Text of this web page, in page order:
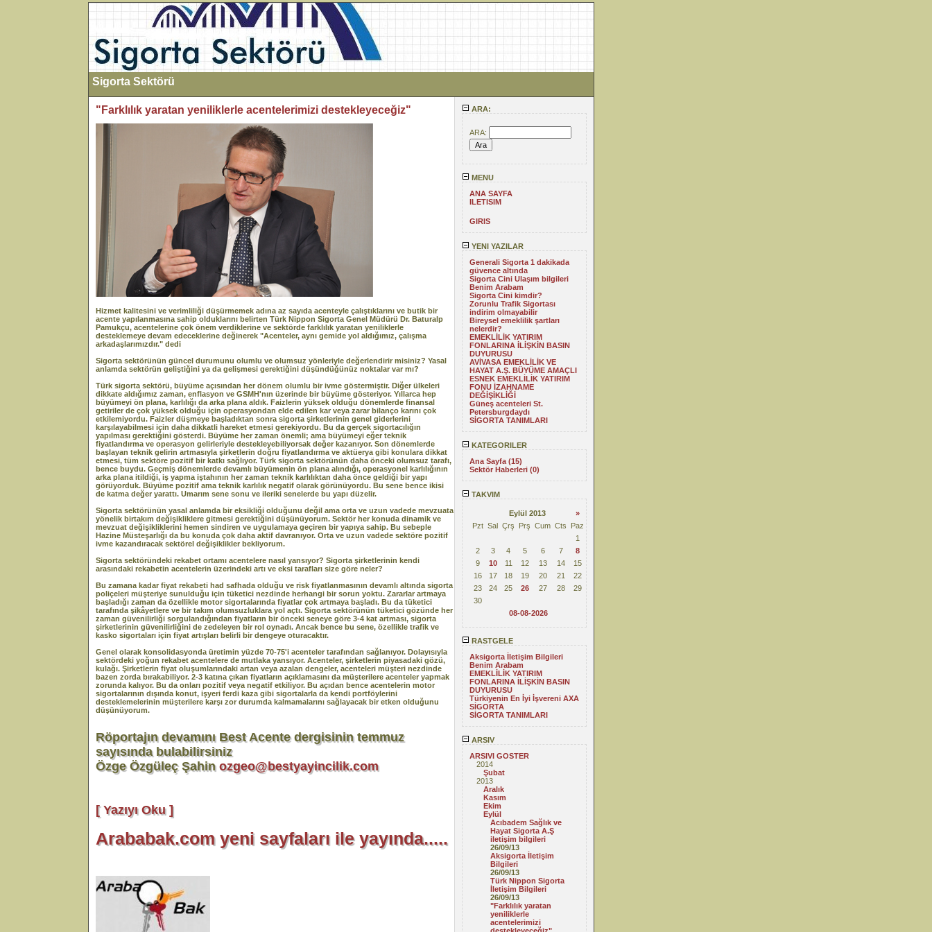
Sigorta Sektörü
ARA:
ARA:
MENU
ANA SAYFA
ILETISIM
GIRIS
YENI YAZILAR
Generali Sigorta 1 dakikada
güvence altında
Sigorta Cini Ulaşım bilgileri
Benim Arabam
Sigorta Cini kimdir?
Zorunlu Trafik Sigortası
indirim olmayabilir
Bireysel emeklilik şartları
nelerdir?
EMEKLİLİK YATIRIM
FONLARINA İLİŞKİN BASIN
DUYURUSU
AVİVASA EMEKLİLİK VE
HAYAT A.Ş. BÜYÜME AMAÇLI
ESNEK EMEKLİLİK YATIRIM
FONU İZAHNAME
DEĞİŞİKLİĞİ
Güneş acenteleri St.
Petersburgdaydı
SİGORTA TANIMLARI
KATEGORILER
Ana Sayfa (15)
Sektör Haberleri (0)
TAKVIM
Eylül 2013
»
Pzt Sal Çrş Prş Cum Cts
Paz
1
2
3 4 5 6 7
8
9
10 11 12 13 14
15
16
17 18 19 20 21
22
23
24 25 26 27 28
29
30
08-08-2026
RASTGELE
Aksigorta İletişim Bilgileri
Benim Arabam
EMEKLİLİK YATIRIM
FONLARINA İLİŞKİN BASIN
DUYURUSU
Türkiyenin En İyi İşvereni AXA
SİGORTA
SİGORTA TANIMLARI
ARSIV
ARSIVI GOSTER
2014
Şubat
2013
Aralık
Kasım
Ekim
Eylül
Acıbadem Sağlık ve
Hayat Sigorta A.Ş
iletişim bilgileri
26/09/13
Aksigorta İletişim
Bilgileri
26/09/13
Türk Nippon Sigorta
İletişim Bilgileri
26/09/13
"Farklılık yaratan
yeniliklerle
acentelerimizi
"Farklılık yaratan yeniliklerle acentelerimizi destekleyeceğiz"
Hizmet kalitesini ve verimliliği düşürmemek adına az sayıda acenteyle çalıştıklarını ve butik bir
acente yapılanmasına sahip olduklarını belirten Türk Nippon Sigorta Genel Müdürü Dr. Baturalp
Pamukçu, acentelerine çok önem verdiklerine ve sektörde farklılık yaratan yeniliklerle
desteklemeye devam edeceklerine değinerek "Acenteler, aynı gemide yol aldığımız, çalışma
arkadaşlarımızdır." dedi
Sigorta sektörünün güncel durumunu olumlu ve olumsuz yönleriyle değerlendirir misiniz? Yasal
anlamda sektörün geliştiğini ya da gelişmesi gerektiğini düşündüğünüz noktalar var mı?
Türk sigorta sektörü, büyüme açısından her dönem olumlu bir ivme göstermiştir. Diğer ülkeleri
dikkate aldığımız zaman, enflasyon ve GSMH'nın üzerinde bir büyüme gösteriyor. Yıllarca hep
büyümeyi ön plana, karlılığı da arka plana aldık. Faizlerin yüksek olduğu dönemlerde finansal
getiriler de çok yüksek olduğu için operasyondan elde edilen kar veya zarar bilanço karını çok
etkilemiyordu. Faizler düşmeye başladıktan sonra sigorta şirketlerinin genel giderlerini
karşılayabilmesi için daha dikkatli hareket etmesi gerekiyordu. Bu da gerçek sigortacılığın
yapılması gerektiğini gösterdi. Büyüme her zaman önemli; ama büyümeyi eğer teknik
fiyatlandırma ve operasyon gelirleriyle destekleyebiliyorsak değer kazanıyor. Son dönemlerde
başlayan teknik gelirin artmasıyla şirketlerin doğru fiyatlandırma ve aktüerya gibi konulara dikkat
etmesi, tüm sektöre pozitif bir katkı sağlıyor. Türk sigorta sektörünün daha önceki olumsuz tarafı,
bence buydu. Geçmiş dönemlerde devamlı büyümenin ön plana alındığı, operasyonel karlılığının
arka plana itildiği, iş yapma iştahının her zaman teknik karlılıktan daha önce geldiği bir yapı
görüyorduk. Büyüme pozitif ama teknik karlılık negatif olarak görünüyordu. Bu sene bence ikisi
de katma değer yarattı. Umarım sene sonu ve ileriki senelerde bu yapı düzelir.
Sigorta sektörünün yasal anlamda bir eksikliği olduğunu değil ama orta ve uzun vadede mevzuata
yönelik birtakım değişikliklere gitmesi gerektiğini düşünüyorum. Sektör her konuda dinamik ve
mevzuat değişikliklerini hemen sindiren ve uygulamaya geçiren bir yapıya sahip. Bu sebeple
Hazine Müsteşarlığı da bu konuda çok daha aktif davranıyor. Orta ve uzun vadede sektöre pozitif
ivme kazandıracak sektörel değişiklikler bekliyorum.
Sigorta sektöründeki rekabet ortamı acentelere nasıl yansıyor? Sigorta şirketlerinin kendi
arasındaki rekabetin acentelerin üzerindeki artı ve eksi tarafları size göre neler?
Bu zamana kadar fiyat rekabeti had safhada olduğu ve risk fiyatlanmasının devamlı altında sigorta
poliçeleri müşteriye sunulduğu için tüketici nezdinde herhangi bir sorun yoktu. Zararlar artmaya
başladığı zaman da özellikle motor sigortalarında fiyatlar çok artmaya başladı. Bu da tüketici
tarafında şikâyetlere ve bir takım olumsuzluklara yol açtı. Sigorta sektörünün tüketici gözünde her
zaman güvenilirliği sorgulandığından fiyatların bir önceki seneye göre 3-4 kat artması, sigorta
şirketlerinin güvenilirliğini de zedeleyen bir rol oynadı. Ancak bence bu sene, özellikle trafik ve
kasko sigortaları için fiyat artışları belirli bir dengeye oturacaktır.
Genel olarak konsolidasyonda üretimin yüzde 70-75'i acenteler tarafından sağlanıyor. Dolayısıyla
sektördeki yoğun rekabet acentelere de mutlaka yansıyor. Acenteler, şirketlerin piyasadaki gözü,
kulağı. Şirketlerin fiyat oluşumlarındaki artan veya azalan dengeler, acenteleri müşteri nezdinde
bazen zorda bırakabiliyor. 2-3 katına çıkan fiyatların açıklamasını da müşterilere acenteler yapmak
zorunda kalıyor. Bu da onları pozitif veya negatif etkiliyor. Bu açıdan bence acentelerin motor
sigortalarının dışında konut, işyeri ferdi kaza gibi sigortalarla da kendi portföylerini
desteklemelerinin müşterilere karşı zor durumda kalmamalarını sağlayacak bir etken olduğunu
düşünüyorum.
Röportajın devamını Best Acente dergisinin temmuz
sayısında bulabilirsiniz
Özge Özgüleç Şahin ozgeo@bestyayincilik.com
[ Yazıyı Oku ]
Arababak.com yeni sayfaları ile yayında.....